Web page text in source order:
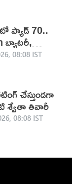
70..
బ్యాటరీ,
విడుదల
08:08 IST
చేస్తుండగా
శ్వేతా తివారీ
08:08 IST